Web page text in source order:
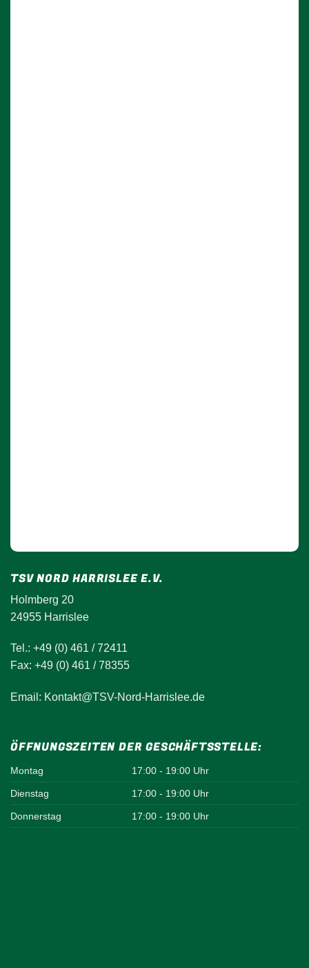
TSV NORD HARRISLEE E.V.
Holmberg 20
24955 Harrislee
Tel.: +49 (0) 461 / 72411
Fax: +49 (0) 461 / 78355
Email: Kontakt@TSV-Nord-Harrislee.de
ÖFFNUNGSZEITEN DER GESCHÄFTSSTELLE:
Montag 17:00 - 19:00 Uhr
Dienstag 17:00 - 19:00 Uhr
Donnerstag 17:00 - 19:00 Uhr